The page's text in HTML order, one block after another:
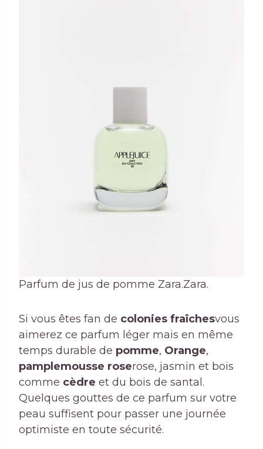
Parfum de jus de pomme Zara.Zara.
Si vous êtes fan de colonies fraîchesvous
aimerez ce parfum léger mais en même
temps durable de pomme, Orange,
pamplemousse roserose, jasmin et bois
comme cèdre et du bois de santal.
Quelques gouttes de ce parfum sur votre
peau suffisent pour passer une journée
optimiste en toute sécurité.